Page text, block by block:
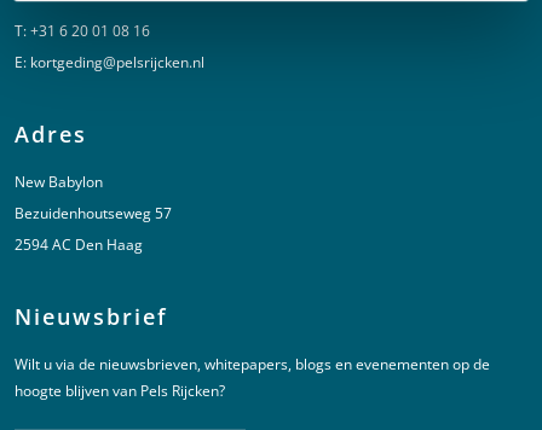
T:+31 6 20 01 08 16
E: kortgeding@pelsrijcken.nl
Adres
New Babylon
Bezuidenhoutseweg 57
2594 AC Den Haag
Nieuwsbrief
Wilt u via de nieuwsbrieven, whitepapers, blogs en evenementen op de
hoogte blijven van Pels Rijcken?